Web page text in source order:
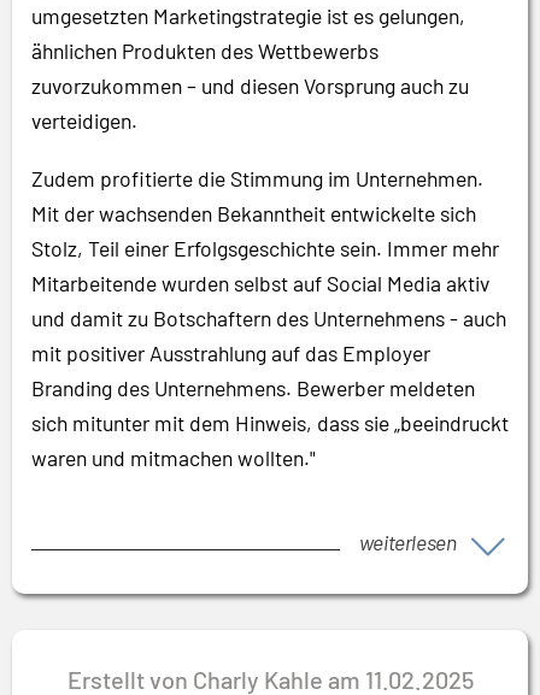
umgesetzten Marketingstrategie ist es gelungen,
ähnlichen Produkten des Wettbewerbs
zuvorzukommen – und diesen Vorsprung auch zu
verteidigen.
Zudem profitierte die Stimmung im Unternehmen.
Mit der wachsenden Bekanntheit entwickelte sich
Stolz, Teil einer Erfolgsgeschichte sein. Immer mehr
Mitarbeitende wurden selbst auf Social Media aktiv
und damit zu Botschaftern des Unternehmens - auch
mit positiver Ausstrahlung auf das Employer
Branding des Unternehmens. Bewerber meldeten
sich mitunter mit dem Hinweis, dass sie „beeindruckt
waren und mitmachen wollten."
weiterlesen
Erstellt von Charly Kahle am 11.02.2025